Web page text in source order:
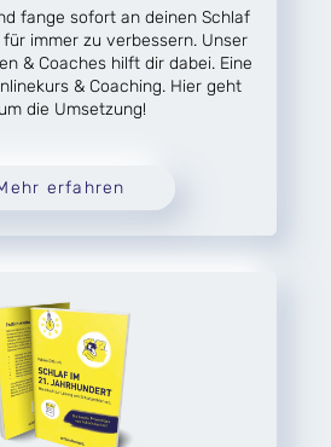
fange sofort an deinen Schlaf
immer zu verbessern. Unser
& Coaches hilft dir dabei. Eine
& Coaching. Hier geht
die Umsetzung!
erfahren